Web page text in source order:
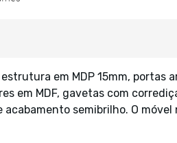
em MDP 15mm, portas
em MDF, gavetas com
semibrilho. O móvel